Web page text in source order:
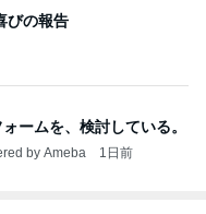
びの報告
ームを、検討している。
by Ameba 1日前